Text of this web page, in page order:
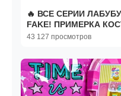
🔥 ВСЕ СЕРИИ
FAKE! ПРИМЕРКА КОСТЮМОВ НА МОНСТРИКОВ
🐰
43 127 просмотров